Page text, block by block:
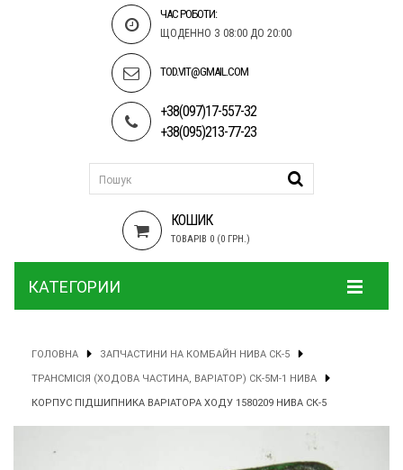
ЧАС РОБОТИ:
ЩОДЕННО З 08:00 ДО 20:00
TOD.VIT@GMAIL.COM
+38(097)17-557-32
+38(095)213-77-23
КОШИК
ТОВАРІВ 0 (0 ГРН.)
КАТЕГОРИИ
ГОЛОВНА ЗАПЧАСТИНИ НА КОМБАЙН НИВА СК-5
ТРАНСМІСІЯ (ХОДОВА ЧАСТИНА, ВАРІАТОР) СК-5М-1 НИВА
КОРПУС ПІДШИПНИКА ВАРІАТОРА ХОДУ 1580209 НИВА СК-5